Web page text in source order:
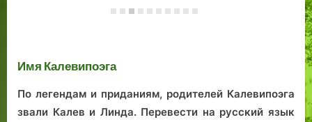
Имя Калевипоэга
По легендам и приданиям, родителей Калевипоэга
звали Калев и Линда. Перевести на русский язык